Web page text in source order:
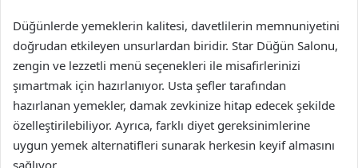
Düğünlerde yemeklerin kalitesi, davetlilerin memnuniyetini
doğrudan etkileyen unsurlardan biridir. Star Düğün Salonu,
zengin ve lezzetli menü seçenekleri ile misafirlerinizi
şımartmak için hazırlanıyor. Usta şefler tarafından
hazırlanan yemekler, damak zevkinize hitap edecek şekilde
özelleştirilebiliyor. Ayrıca, farklı diyet gereksinimlerine
uygun yemek alternatifleri sunarak herkesin keyif almasını
sağlıyor.